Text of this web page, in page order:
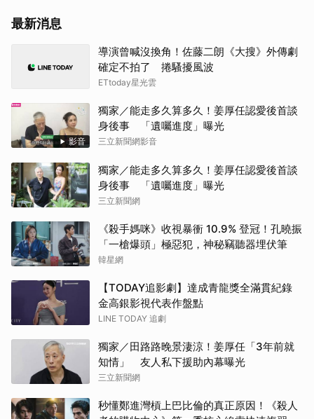
白鹿
傑瑞
千黛
最新消息
導演曾喊沒換角！佐藤二朗《大搜》外傳劇
確定不拍了 捲騷擾風波
ETtoday星光雲
影音
獨家／能走多久算多久！姜厚任認愛後首談
身後事 「遺囑進度」曝光
三立新聞網影音
獨家／能走多久算多久！姜厚任認愛後首談
身後事 「遺囑進度」曝光
三立新聞網
《殺手媽咪》收視暴衝 10.9% 登冠！孔曉振
「一槍爆頭」極惡犯，神秘竊聽器埋伏筆
韓星網
【TODAY追影劇】達成青龍獎全滿貫紀錄
金高銀影視代表作盤點
LINE TODAY 追劇
獨家／田路路晚景淒涼！姜厚任「3年前就
知情」 友人私下援助內幕曝光
三立新聞網
秒懂鄭進灣槓上巴比倫的真正原因！《殺人